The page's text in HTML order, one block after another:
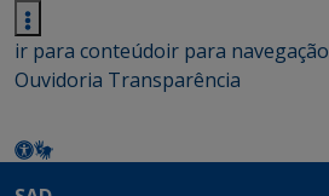
ir para conteúdoir para navegação
Ouvidoria Transparência